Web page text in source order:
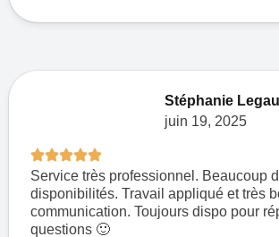
Stéphanie
juin 19, 2025
Service très professionnel. Beaucoup
disponibilités. Travail appliqué et très
communication. Toujours dispo pour
questions 🙂